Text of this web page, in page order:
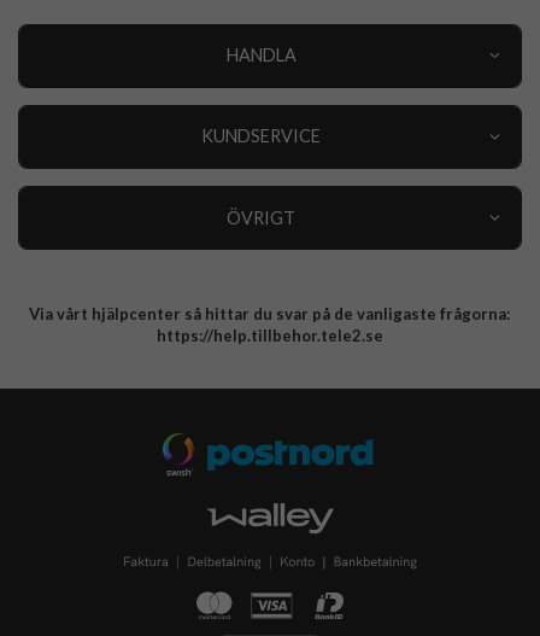
HANDLA
KUNDSERVICE
ÖVRIGT
Integritetspolicy
Via vårt hjälpcenter så hittar du svar på de vanligaste frågorna:
https://help.tillbehor.tele2.se